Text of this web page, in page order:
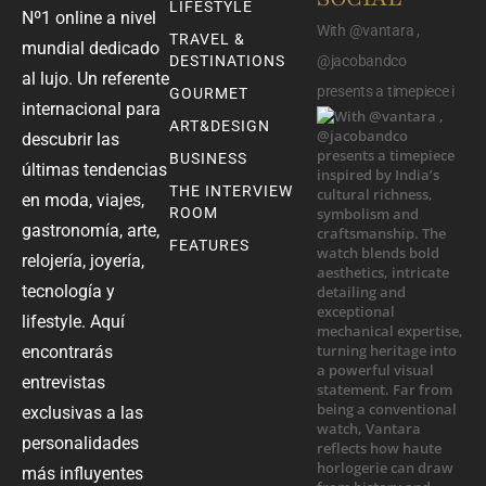
Nº1 online a nivel
mundial dedicado
al lujo. Un referente
internacional para
descubrir las
últimas tendencias
en moda, viajes,
gastronomía, arte,
relojería, joyería,
tecnología y
lifestyle. Aquí
encontrarás
entrevistas
exclusivas a las
personalidades
más influyentes
LIFESTYLE
TRAVEL &
DESTINATIONS
GOURMET
ART&DESIGN
BUSINESS
THE INTERVIEW
ROOM
FEATURES
With @vantara ,
@jacobandco
presents a timepiece i